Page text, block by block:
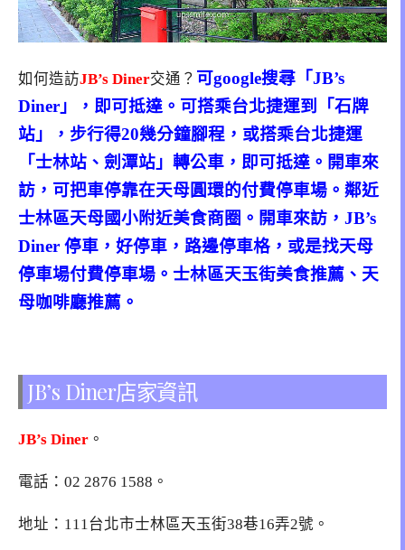
如何造訪JB’s Diner交通？ 可google搜尋「JB’s
Diner」，即可抵達。可搭乘台北捷運到「石牌
站」，步行得20幾分鐘腳程，或搭乘台北捷運
「士林站、劍潭站」轉公車，即可抵達。開車來
訪，可把車停靠在天母圓環的付費停車場。鄰近
士林區天母國小附近美食商圈。開車來訪，JB’s
Diner 停車，好停車，路邊停車格，或是找天母
停車場付費停車場。士林區天玉街美食推薦、天
母咖啡廳推薦。
JB’s Diner店家資訊
JB’s Diner 。
電話： 02 2876 1588 。
地址：111台北市士林區天玉街38巷16弄2號。